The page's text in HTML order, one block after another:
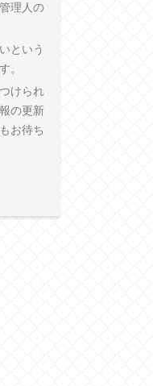
理人の
という
。
けられ
の更新
お待ち